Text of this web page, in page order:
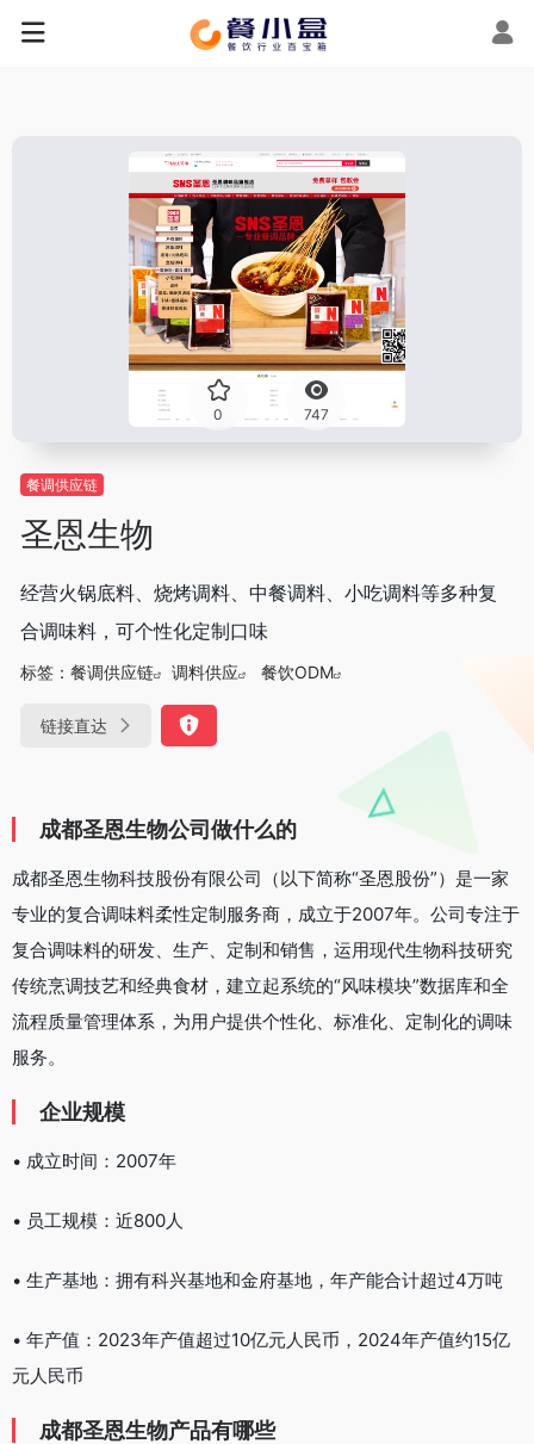
0 747
餐调供应链
圣恩生物
经营火锅底料、烧烤调料、中餐调料、小吃调料等多种复
合调味料，可个性化定制口味
标签： 餐调供应链 调料供应 餐饮ODM
链接直达
成都圣恩生物公司做什么的
成都圣恩生物科技股份有限公司（以下简称“圣恩股份”）是一家
专业的复合调味料柔性定制服务商，成立于2007年。公司专注于
复合调味料的研发、生产、定制和销售，运用现代生物科技研究
传统烹调技艺和经典食材，建立起系统的“风味模块”数据库和全
流程质量管理体系，为用户提供个性化、标准化、定制化的调味
服务。
企业规模
• 成立时间：2007年
• 员工规模：近800人
• 生产基地：拥有科兴基地和金府基地，年产能合计超过4万吨
• 年产值：2023年产值超过10亿元人民币，2024年产值约15亿
元人民币
成都圣恩生物产品有哪些